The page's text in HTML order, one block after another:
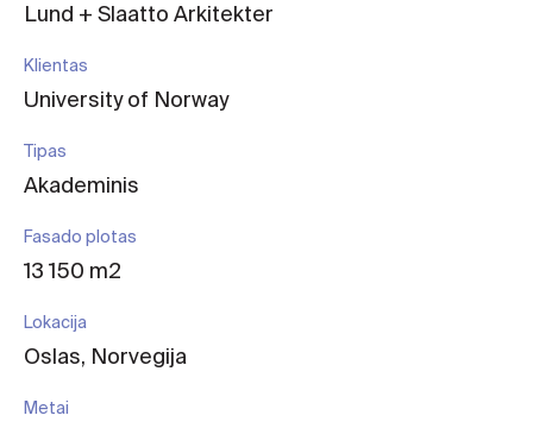
Lund + Slaatto Arkitekter
Klientas
University of Norway
Tipas
Akademinis
Fasado plotas
13 150 m2
Lokacija
Oslas, Norvegija
Metai